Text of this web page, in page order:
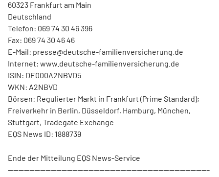
60323 Frankfurt am Main
Deutschland
Telefon: 069 74 30 46 396
Fax: 069 74 30 46 46
E-Mail: presse@deutsche-familienversicherung.de
Internet: www.deutsche-familienversicherung.de
ISIN: DE000A2NBVD5
WKN: A2NBVD
Börsen: Regulierter Markt in Frankfurt (Prime Standard);
Freiverkehr in Berlin, Düsseldorf, Hamburg, München,
Stuttgart, Tradegate Exchange
EQS News ID: 1888739
Ende der Mitteilung EQS News-Service
---------------------------------------------------------------------------